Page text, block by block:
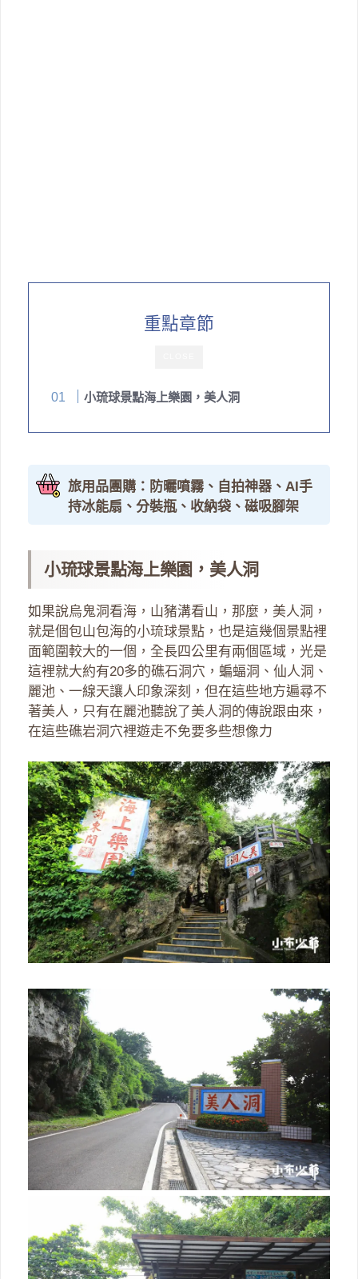
重點章節
小琉球景點海上樂園，美人洞
旅用品團購：防曬噴霧、自拍神器、AI手
持冰能扇、分裝瓶、收納袋、磁吸腳架
小琉球景點海上樂園，美人洞
如果說烏鬼洞看海，山豬溝看山，那麼，美人洞，
就是個包山包海的小琉球景點，也是這幾個景點裡
面範圍較大的一個，全長四公里有兩個區域，光是
這裡就大約有20多的礁石洞穴，蝙蝠洞、仙人洞、
麗池、一線天讓人印象深刻，但在這些地方遍尋不
著美人，只有在麗池聽說了美人洞的傳說跟由來，
在這些礁岩洞穴裡遊走不免要多些想像力